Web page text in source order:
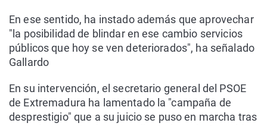
En ese sentido, ha instado además que aprovechar
"la posibilidad de blindar en ese cambio servicios
públicos que hoy se ven deteriorados", ha señalado
Gallardo
En su intervención, el secretario general del PSOE
de Extremadura ha lamentado la "campaña de
desprestigio" que a su juicio se puso en marcha tras